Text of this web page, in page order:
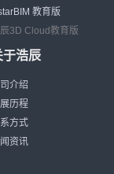
教育版
3D Cloud教育版
于浩辰
介绍
历程
方式
资讯